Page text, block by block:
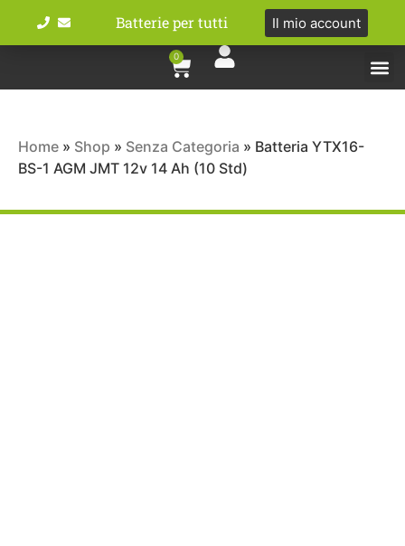
Batterie per tutti Il mio account
0
Home » Shop » Senza Categoria » Batteria YTX16-
BS-1 AGM JMT 12v 14 Ah (10 Std)